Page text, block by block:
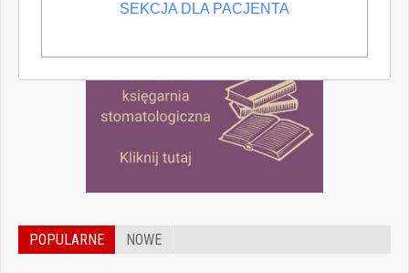
POPULARNE NOWE
SEKCJA DLA PACJENTA